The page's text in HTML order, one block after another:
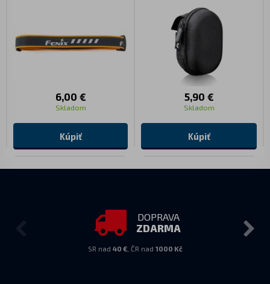
6,00 €
Skladom
Kúpiť
5,90 €
Skladom
Kúpiť
DOPRAVA
ZDARMA
SR nad 40 €, ČR nad 1000 Kč